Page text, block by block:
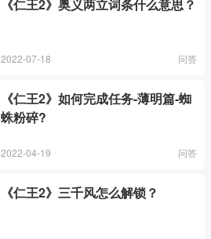
《仁王2》奥义两立词条什么意思？
2022-07-18 问答
《仁王2》如何完成任务-薄明篇-蜘
蛛粉碎?
2022-04-19 问答
《仁王2》三千风怎么解锁？